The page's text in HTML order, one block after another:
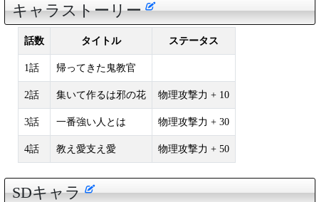
キャラストーリー
話数 タイトル ステータス
1話 帰ってきた鬼教官
2話 集いて作るは邪の花 物理攻撃力 + 10
3話 一番強い人とは 物理攻撃力 + 30
4話 教え愛支え愛 物理攻撃力 + 50
SDキャラ